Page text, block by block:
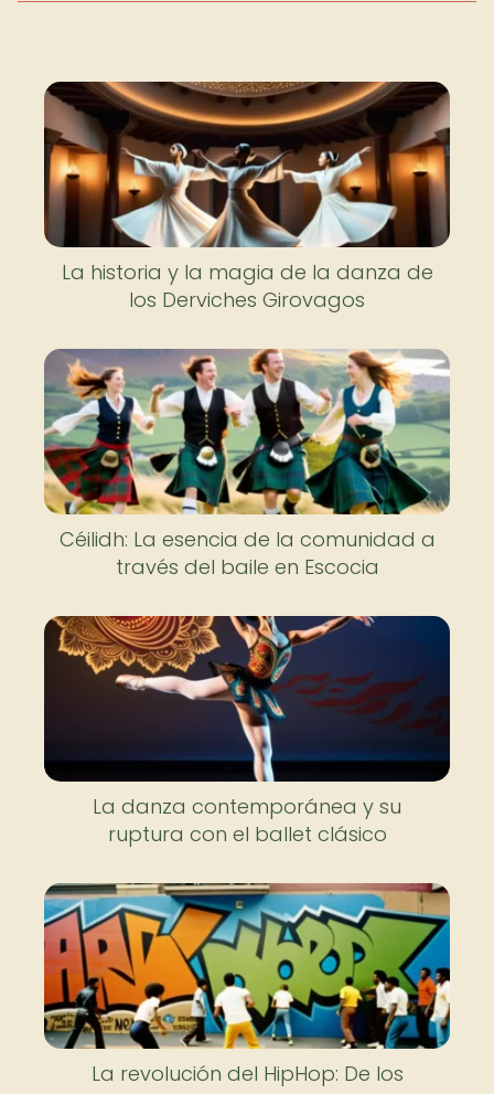
La historia y la magia de la danza de
los Derviches Girovagos
Céilidh: La esencia de la comunidad a
través del baile en Escocia
La danza contemporánea y su
ruptura con el ballet clásico
La revolución del HipHop: De los